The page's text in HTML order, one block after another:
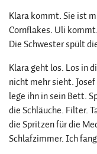
Klara kommt. Sie ist
Cornflakes. Uli
Die Schwester spült
Klara geht los. Los in
nicht mehr sieht.
lege ihn in sein Bett.
die Schläuche. Filter.
die Spritzen für die
Schlafzimmer. Ich